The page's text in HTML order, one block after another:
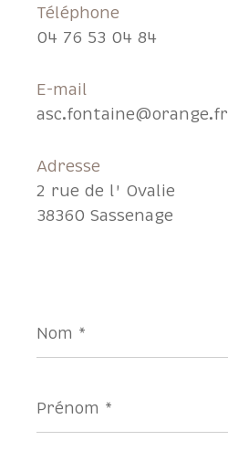
Téléphone
04 76 53 04 84
E-mail
asc.fontaine@orange.fr
Adresse
2 rue de l' Ovalie
38360 Sassenage
*
*